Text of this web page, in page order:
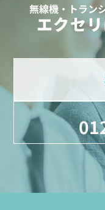
無線機・トラン
エクセ